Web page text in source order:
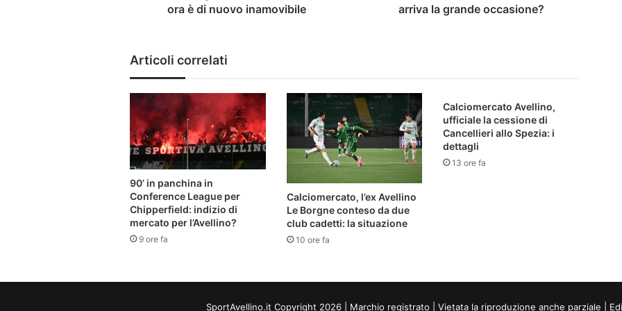
ora è di nuovo inamovibile
arriva la grande occasione?
Articoli correlati
90’ in panchina in
Conference League per
Chipperfield: indizio di
mercato per l’Avellino?
9 ore fa
Calciomercato, l’ex Avellino
Le Borgne conteso da due
club cadetti: la situazione
10 ore fa
Calciomercato Avellino,
ufficiale la cessione di
Cancellieri allo Spezia: i
dettagli
13 ore fa
SportAvellino.it Copyright 2026 | Marchio registrato | Vietata la riproduzione anche parziale |